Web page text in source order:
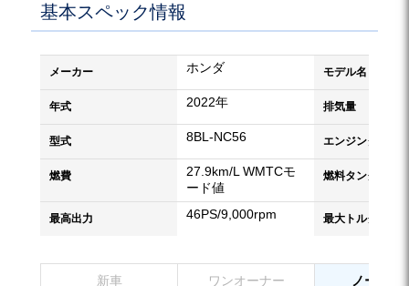
基本スペック情報
メーカー ホンダ モデル名
年式 2022年 排気量
型式 8BL-NC56 エンジンタイプ
燃費
27.9km/L WMTCモ
ード値
燃料タンク容量
最高出力 46PS/9,000rpm 最大トルク
新車 ワンオーナー ノーマル